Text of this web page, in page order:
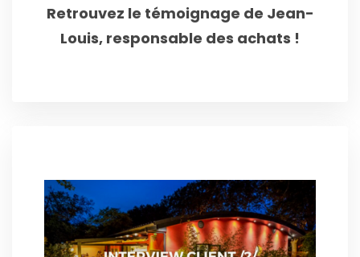
Retrouvez le témoignage de Jean-
Louis, responsable des achats !